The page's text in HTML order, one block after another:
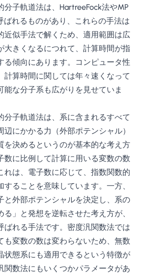
子軌道法は、HartreeFock法やMP
ばれるものがあり、これらの手法は
近似手法で解くため、適用範囲は広
大きくなるにつれて、計算時間が指
る傾向にあります。コンピュータ性
計算時間に関しては年々速くなって
能な分子系も広がりを見せていま
子軌道法は、系に含まれるすべて
にかかる力（外部ポテンシャル）
を決めるというのが基本的な考え方
数に比例して計算に用いる変数の数
れは、電子数に応じて、指数関数的
することを意味しています。一方、
と外部ポテンシャルを決定し、系の
る」と発想を逆転させた考え方が、
ばれる手法です。密度汎関数法では
も変数の数は変わらないため、無数
状態系にも適用できるという特徴が
関数法にもいくつかパラメータがあ